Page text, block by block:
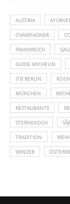
AUSTRIA
CHAMPAGNER
FRANKREICH
GUIDE MICHELIN
ITB BERLIN KOCH
MÜNCHEN
RESTAURANTS
STERNEKOCH
TRADITION
WINZER